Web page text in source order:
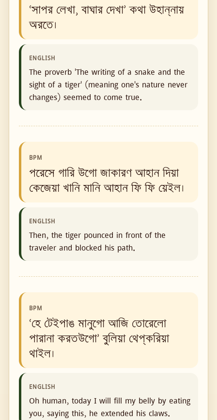
‘সাপর লেখা, বাঘার দেখা’ কথা উহান্‌নায়
অরতে।
ENGLISH
The proverb 'The writing of a snake and the
sight of a tiger' (meaning one's nature never
changes) seemed to come true.
BPM
পরেসে গারি উগো জাকারণ আহান দিয়া
কেজেয়া খানি মানি আহান ফি ফি য়েইল।
ENGLISH
Then, the tiger pounced in front of the
traveler and blocked his path.
BPM
‘হে টেইপাঙ মানুগো আজি তোরেলো
পারানা করতউগো’ বুলিয়া থেপ্‌করিয়া
থাইল।
ENGLISH
Oh human, today I will fill my belly by eating
you, saying this, he extended his claws.